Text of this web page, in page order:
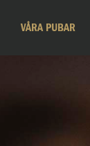
VÅRA PUBAR